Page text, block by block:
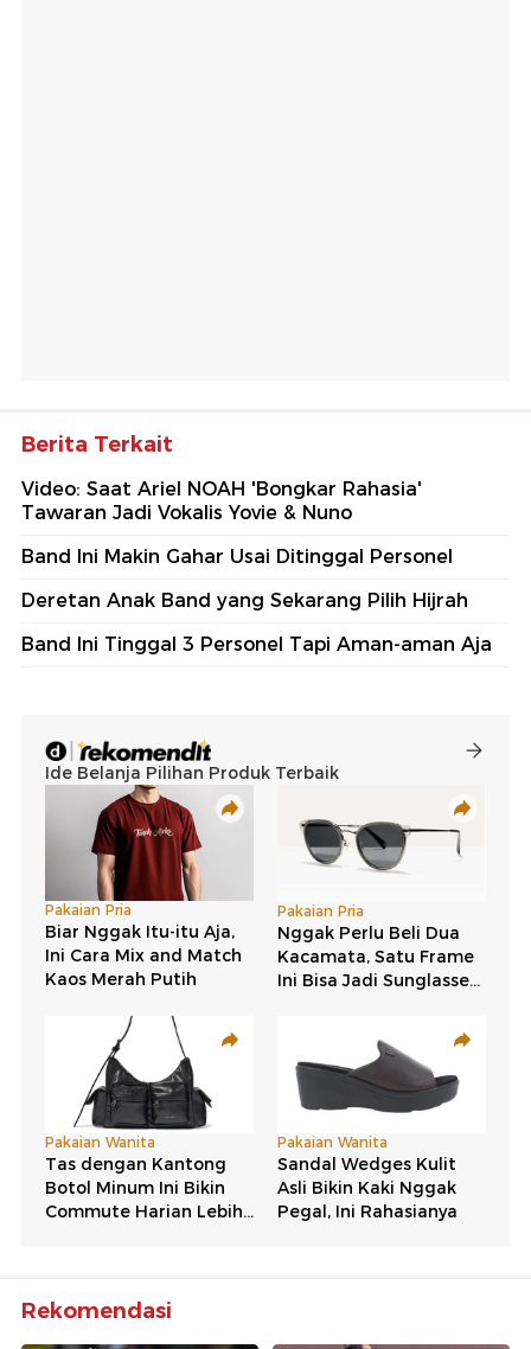
Berita Terkait
Video: Saat Ariel NOAH 'Bongkar Rahasia'
Tawaran Jadi Vokalis Yovie & Nuno
Band Ini Makin Gahar Usai Ditinggal Personel
Deretan Anak Band yang Sekarang Pilih Hijrah
Band Ini Tinggal 3 Personel Tapi Aman-aman Aja
Rekomendasi